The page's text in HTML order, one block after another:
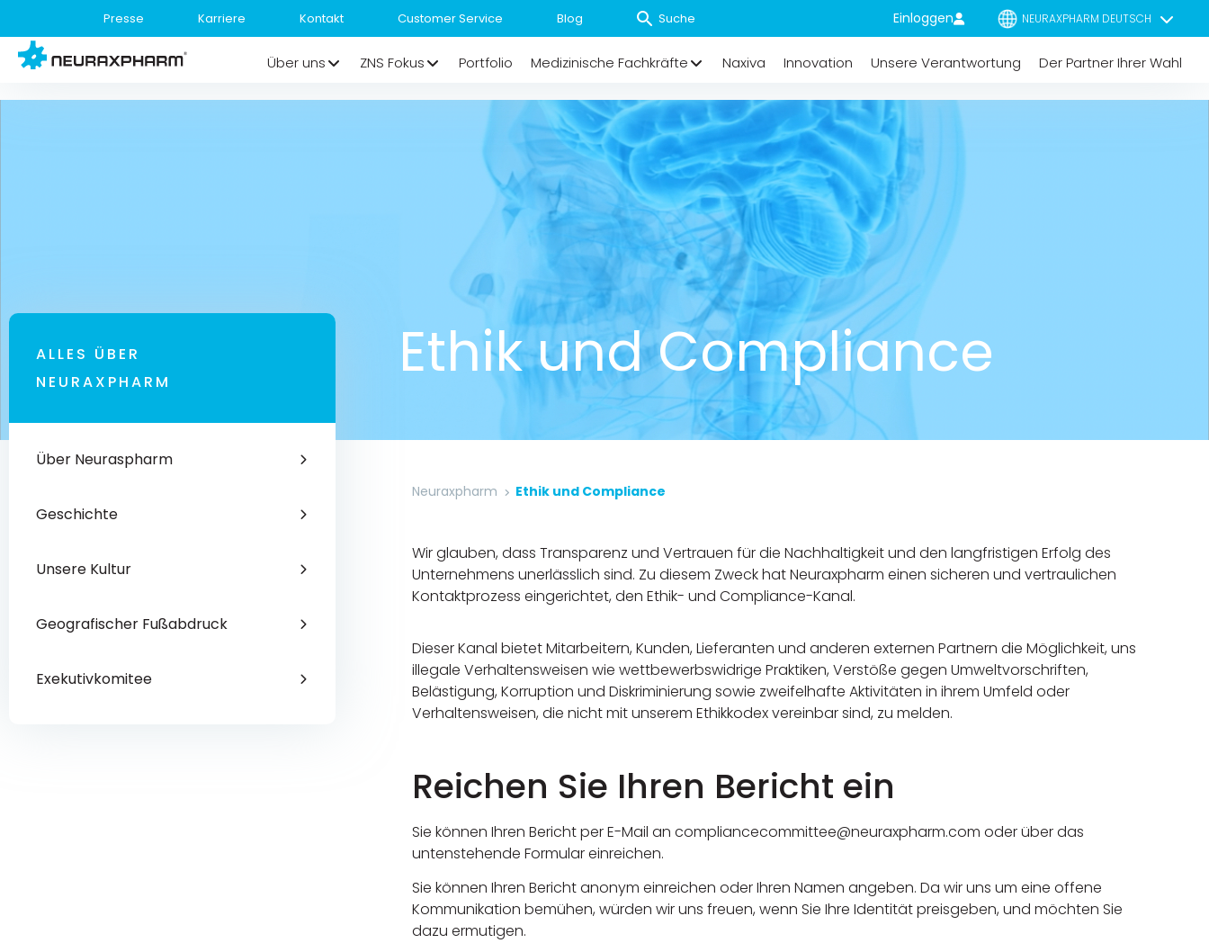
Presse Karriere Kontakt Customer Service Blog Einloggen NEURAXPHARM DEUTSCH
Über uns ZNS Fokus Portfolio Medizinische Fachkräfte Naxiva Innovation Unsere Verantwortung Der Partner Ihrer Wahl
Ethik und Compliance
ALLES ÜBER
NEURAXPHARM
Über Neuraspharm
Geschichte
Unsere Kultur
Geografischer Fußabdruck
Exekutivkomitee
Neuraxpharm Ethik und Compliance
Wir glauben, dass Transparenz und Vertrauen für die Nachhaltigkeit und den langfristigen Erfolg des
Unternehmens unerlässlich sind. Zu diesem Zweck hat Neuraxpharm einen sicheren und vertraulichen
Kontaktprozess eingerichtet, den Ethik- und Compliance-Kanal.
Dieser Kanal bietet Mitarbeitern, Kunden, Lieferanten und anderen externen Partnern die Möglichkeit, uns
illegale Verhaltensweisen wie wettbewerbswidrige Praktiken, Verstöße gegen Umweltvorschriften,
Belästigung, Korruption und Diskriminierung sowie zweifelhafte Aktivitäten in ihrem Umfeld oder
Verhaltensweisen, die nicht mit unserem Ethikkodex vereinbar sind, zu melden.
Reichen Sie Ihren Bericht ein
Sie können Ihren Bericht per E-Mail an compliancecommittee@neuraxpharm.com oder über das
untenstehende Formular einreichen.
Sie können Ihren Bericht anonym einreichen oder Ihren Namen angeben. Da wir uns um eine offene
Kommunikation bemühen, würden wir uns freuen, wenn Sie Ihre Identität preisgeben, und möchten Sie
dazu ermutigen.